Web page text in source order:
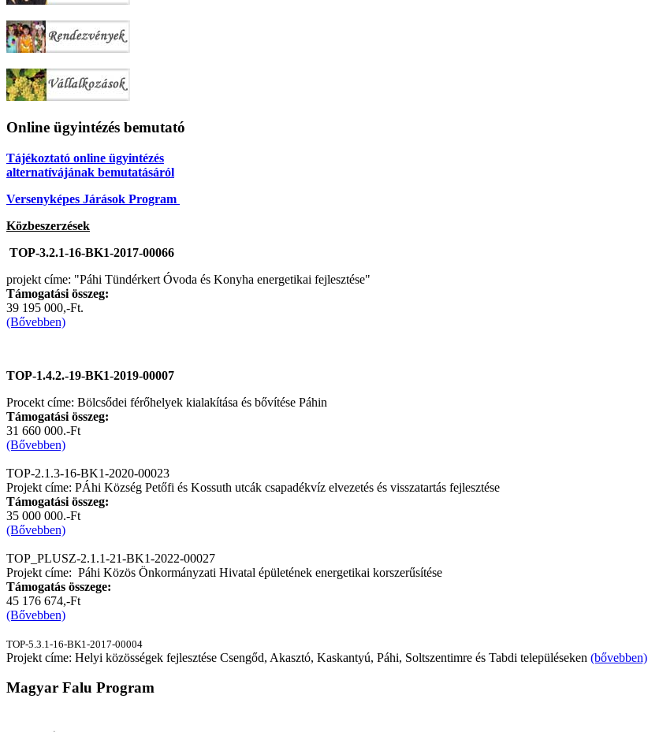
Online ügyintézés bemutató
Tájékoztató online ügyintézés
alternatívájának bemutatásáról
Versenyképes Járások Program
Közbeszerzések
TOP-3.2.1-16-BK1-2017-00066
projekt címe: "Páhi Tündérkert Óvoda és Konyha energetikai fejlesztése"
Támogatási összeg:
39 195 000,-Ft.
(Bővebben)
TOP-1.4.2.-19-BK1-2019-00007
Procekt címe: Bölcsődei férőhelyek kialakítása és bővítése Páhin
Támogatási összeg:
31 660 000.-Ft
(Bővebben)
TOP-2.1.3-16-BK1-2020-00023
Projekt címe: PÁhi Község Petőfi és Kossuth utcák csapadékvíz elvezetés és visszatartás fejlesztése
Támogatási összeg:
35 000 000.-Ft
(Bővebben)
TOP_PLUSZ-2.1.1-21-BK1-2022-00027
Projekt címe: Páhi Közös Önkormányzati Hivatal épületének energetikai korszerűsítése
Támogatás összege:
45 176 674,-Ft
(Bővebben)
TOP-5.3.1-16-BK1-2017-00004
Projekt címe: Helyi közösségek fejlesztése Csengőd, Akasztó, Kaskantyú, Páhi, Soltszentimre és Tabdi településeken (bővebben)
Magyar Falu Program